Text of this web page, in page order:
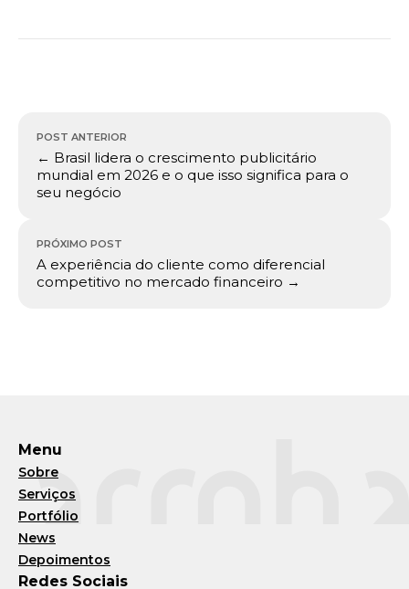
de
Post
POST ANTERIOR
← Brasil lidera o crescimento publicitário
mundial em 2026 e o que isso significa para o
seu negócio
PRÓXIMO POST
A experiência do cliente como diferencial
competitivo no mercado financeiro →
Menu
Sobre
Serviços
Portfólio
News
Depoimentos
Redes Sociais